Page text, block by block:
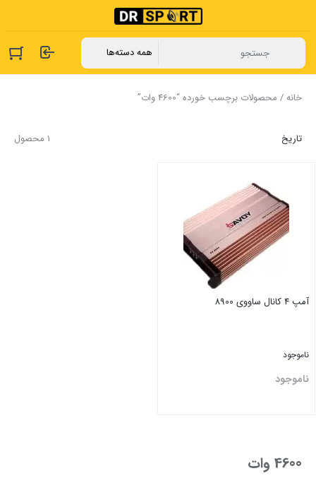
خانه/ محصولات برچسب خورده “4600 وات”
1 محصول تاریخ
آمپ 4 کانال ساووی 8900
ناموجود
ناموجود
4600 وات